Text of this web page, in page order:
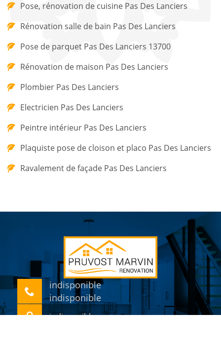
Pose, rénovation de cuisine Pas Des Lanciers
Rénovation salle de bain Pas Des Lanciers
Pose de parquet Pas Des Lanciers 13700
Rénovation de maison Pas Des Lanciers
Plombier Pas Des Lanciers
Electricien Pas Des Lanciers
Peintre intérieur Pas Des Lanciers
Plaquiste pose de cloison et placo Pas Des Lanciers
Ravalement de façade Pas Des Lanciers
indisponible
indisponible
indisponible